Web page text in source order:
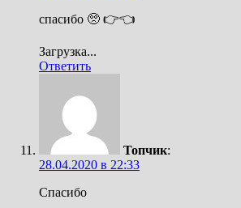
спасибо 🥺 👉👈
Загрузка...
Ответить
Топчик:
28.04.2020 в 22:33
Спасибо